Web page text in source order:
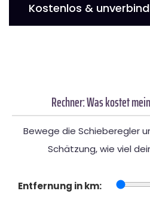
Kostenlos &
Rechner: Was kostet
Bewege die Schieberegler
Schätzung, wie viel
Entfernung in km: